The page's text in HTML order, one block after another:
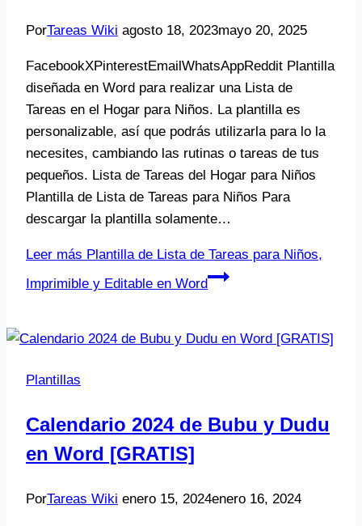
PorTareas Wiki agosto 18, 2023mayo 20, 2025
FacebookXPinterestEmailWhatsAppReddit Plantilla
diseñada en Word para realizar una Lista de
Tareas en el Hogar para Niños. La plantilla es
personalizable, así que podrás utilizarla para lo la
necesites, cambiando las rutinas o tareas de tus
pequeños. Lista de Tareas del Hogar para Niños
Plantilla de Lista de Tareas para Niños Para
descargar la plantilla solamente…
Leer más Plantilla de Lista de Tareas para Niños,
Imprimible y Editable en Word
Plantillas
Calendario 2024 de Bubu y Dudu
en Word [GRATIS]
PorTareas Wiki enero 15, 2024enero 16, 2024